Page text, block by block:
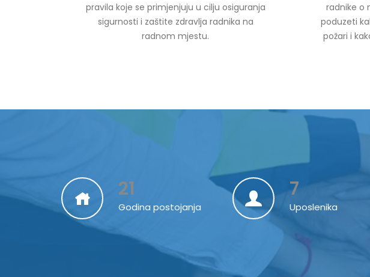
pravila koje se primjenjuju u cilju osiguranja
sigurnosti i zaštite zdravlja radnika na
radnom mjestu.
radnike o
poduzeti
požari i
21
Godina postojanja
7
Uposlenika